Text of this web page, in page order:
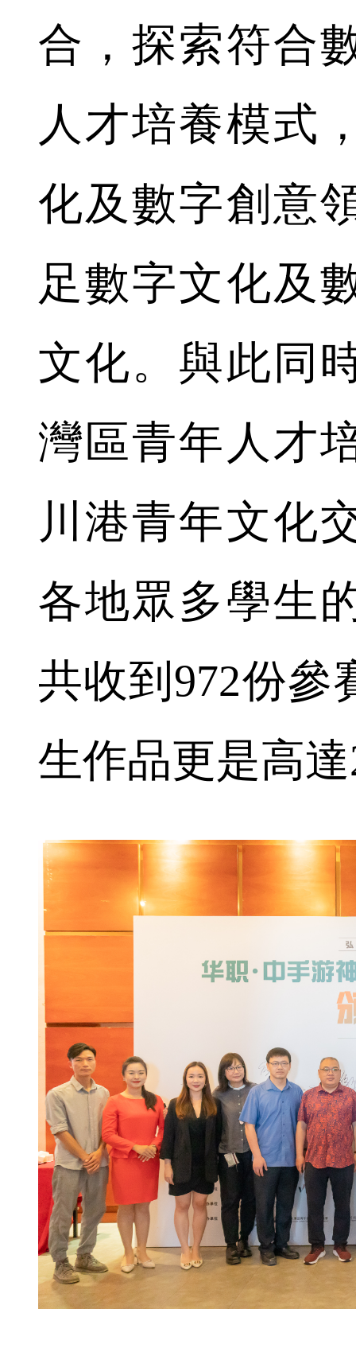
合，探索符合
人才培養模式
化及數字創意
足數字文化及
文化。與此同
灣區青年人才
川港青年文化
各地眾多學生
共收到972份參
生作品更是高